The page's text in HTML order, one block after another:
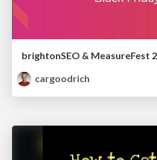
cargoodrich